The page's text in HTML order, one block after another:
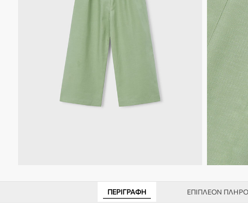
ΠΕΡΙΓΡΑΦΉ ΕΠΙΠΛΈΟΝ